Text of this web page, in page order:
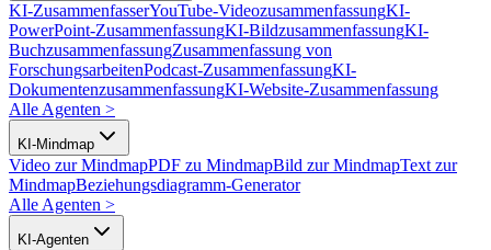
KI-ZusammenfasserYouTube-VideozusammenfassungKI-
PowerPoint-ZusammenfassungKI-BildzusammenfassungKI-
BuchzusammenfassungZusammenfassung von
ForschungsarbeitenPodcast-ZusammenfassungKI-
DokumentenzusammenfassungKI-Website-Zusammenfassung
Alle Agenten >
KI-Mindmap
Video zur MindmapPDF zu MindmapBild zur MindmapText zur
MindmapBeziehungsdiagramm-Generator
Alle Agenten >
KI-Agenten